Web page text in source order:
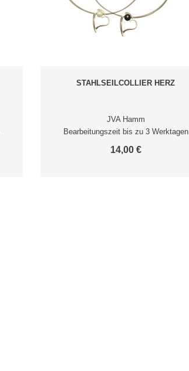
STAHLSEILCOLLIER HERZ
JVA Hamm
Bearbeitungszeit bis zu 3 Werktagen
14,00 €